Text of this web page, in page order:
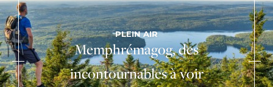
PLEIN AIR
Memphrémagog, des
incontournables à voir